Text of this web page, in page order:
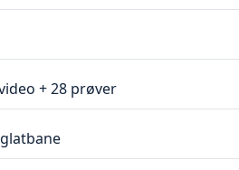
+ 28 prøver